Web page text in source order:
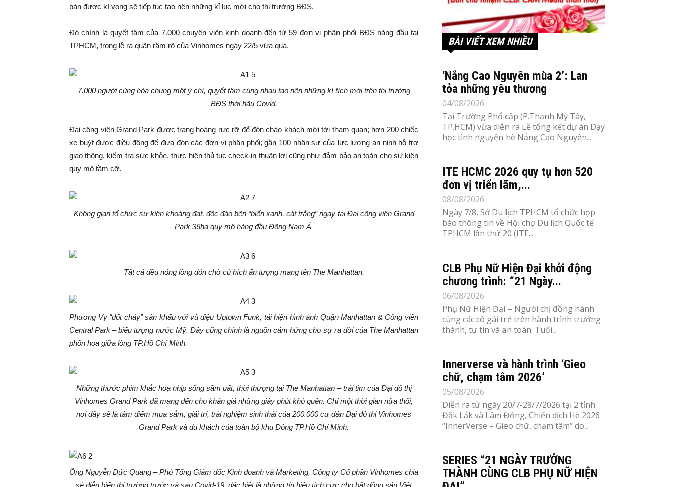
bán được kì vọng sẽ tiếp tục tạo nên những kỉ lục mới cho thị trường BĐS.
Đó chính là quyết tâm của 7.000 chuyên viên kinh doanh đến từ 59 đơn vị phân phối BĐS hàng đầu tại
TPHCM, trong lễ ra quân rầm rộ của Vinhomes ngày 22/5 vừa qua.
7.000 người cùng hòa chung một ý chí, quyết tâm cùng nhau tạo nên những kì tích mới trên thị trường
BĐS thời hậu Covid.
Đại công viên Grand Park được trang hoàng rực rỡ để đón chào khách mời tới tham quan; hơn 200 chiếc
xe buýt được điều động để đưa đón các đơn vị phân phối; gần 100 nhân sự của lực lượng an ninh hỗ trợ
giao thông, kiểm tra sức khỏe, thực hiện thủ tục check-in thuận lợi cũng như đảm bảo an toàn cho sự kiện
quy mô tầm cỡ.
Không gian tổ chức sự kiện khoáng đạt, độc đáo bên “biển xanh, cát trắng” ngay tại Đại công viên Grand
Park 36ha quy mô hàng đầu Đông Nam Á
Tất cả đều nóng lòng đón chờ cú hích ấn tượng mang tên The Manhattan.
Phương Vy “đốt cháy” sân khấu với vũ điệu Uptown Funk, tái hiện hình ảnh Quận Manhattan & Công viên
Central Park – biểu tượng nước Mỹ. Đây cũng chính là nguồn cảm hứng cho sự ra đời của The Manhattan
phồn hoa giữa lòng TP.Hồ Chí Minh.
Những thước phim khắc hoạ nhịp sống sầm uất, thời thượng tại The Manhattan –trái tim của Đại đô thị
Vinhomes Grand Park đã mang đến cho khán giả những giây phút khó quên. Chỉ một thời gian nữa thôi,
nơi đây sẽ là tâm điểm mua sắm, giải trí, trải nghiệm sinh thái của 200.000 cư dân Đại đô thị Vinhomes
Grand Park và du khách của toàn bộ khu Đông TP.Hồ Chí Minh.
Ông Nguyễn Đức Quang – Phó Tổng Giám đốc Kinh doanh và Marketing, Công ty Cổ phần Vinhomes chia
sẻ diễn biến thị trường trước và sau Covid-19, đặc biệt là những tín hiệu tích cực cho bất động sản Việt
BÀI VIẾT XEM NHIỀU
‘Nắng Cao Nguyên mùa 2’: Lan
tỏa những yêu thương
04/08/2026
Tại Trường Phổ cập (P.Thạnh Mỹ Tây,
TP.HCM) vừa diễn ra Lễ tổng kết dự án Dạy
học tình nguyện hè Nắng Cao Nguyên...
ITE HCMC 2026 quy tụ hơn 520
đơn vị triển lãm,...
08/08/2026
Ngày 7/8, Sở Du lịch TPHCM tổ chức họp
báo thông tin về Hội chợ Du lịch Quốc tế
TPHCM lần thứ 20 (ITE...
CLB Phụ Nữ Hiện Đại khởi động
chương trình: “21 Ngày...
06/08/2026
Phụ Nữ Hiện Đại – Người chị đồng hành
cùng các cô gái trẻ trên hành trình trưởng
thành, tự tin và an toàn. Tuổi...
Innerverse và hành trình ‘Gieo
chữ, chạm tâm 2026’
05/08/2026
Diễn ra từ ngày 20/7-28/7/2026 tại 2 tỉnh
Đắk Lắk và Lâm Đồng, Chiến dịch Hè 2026
“InnerVerse – Gieo chữ, chạm tâm” do...
SERIES “21 NGÀY TRƯỞNG
THÀNH CÙNG CLB PHỤ NỮ HIỆN